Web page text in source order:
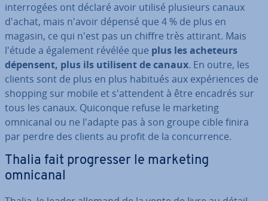
in­ter­ro­gées ont déclaré avoir utilisé plusieurs canaux
d'achat, mais n'avoir dépensé que 4 % de plus en
magasin, ce qui n'est pas un chiffre très attirant. Mais
l'étude a également révélée que plus les acheteurs
dépensent, plus ils utilisent de canaux. En outre, les
clients sont de plus en plus habitués aux ex­pé­riences de
shopping sur mobile et s'at­ten­dent à être encadrés sur
tous les canaux. Quiconque refuse le marketing
omnicanal ou ne l'adapte pas à son groupe cible finira
par perdre des clients au profit de la con­cur­rence.
Thalia fait pro­gres­ser le marketing
omnicanal